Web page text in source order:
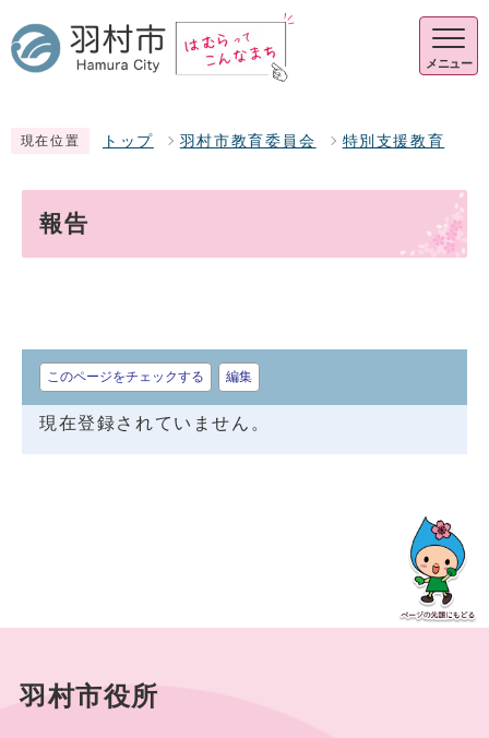
メニュー
現在位置 トップ 羽村市教育委員会 特別支援教育
報告
このページをチェックする 編集
現在登録されていません。
羽村市役所